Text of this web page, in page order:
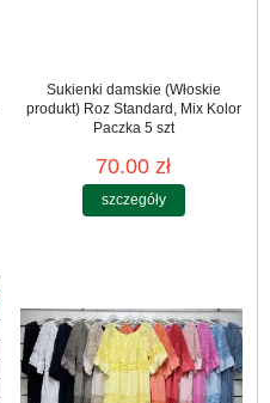
Sukienki damskie (Włoskie
produkt) Roz Standard, Mix Kolor
Paczka 5 szt
70.00 zł
szczegóły